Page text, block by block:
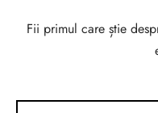
Fii primul care știe